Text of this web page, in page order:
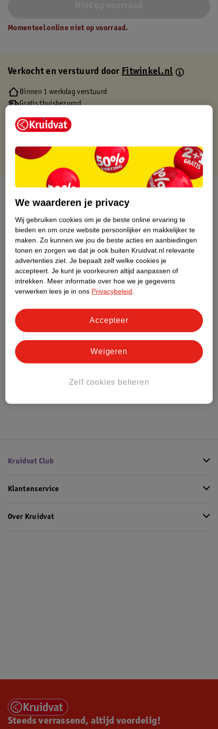
Momenteel online niet op voorraad.
Verkocht en verstuurd doorFitwinkel.nl
Binnen 1 werkdag verstuurd
Gratis thuisbezorgd
Gratis retourneren via verkooppartner.
Gratis punten met je Kruidvat kaart
Over dit product
Nature Impact Score
Dit product heeft (nog) geen Nature
Impact Score.
Meer informatie
Bestel & Bezorginformatie
Bekijk ook
Kruidvat Club
Klantenservice
Over Kruidvat
Steeds verrassend, altijd voordelig!
We waarderen je privacy
Wij gebruiken cookies om je de beste online ervaring te
bieden en om onze website persoonlijker en makkelijker te
maken. Zo kunnen we jou de beste acties en aanbiedingen
tonen en zorgen we dat je ook buiten Kruidvat.nl relevante
advertenties ziet. Je bepaalt zelf welke cookies je
accepteert. Je kunt je voorkeuren altijd aanpassen of
intrekken. Meer informatie over hoe we je gegevens
verwerken lees je in ons Privacybeleid.
Zelf cookies beheren
Weigeren
Accepteer